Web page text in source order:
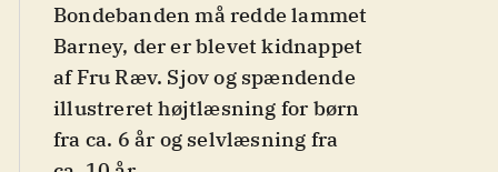
Bondebanden må redde lammet
Barney, der er blevet kidnappet
af Fru Ræv. Sjov og spændende
illustreret højtlæsning for børn
fra ca. 6 år og selvlæsning fra